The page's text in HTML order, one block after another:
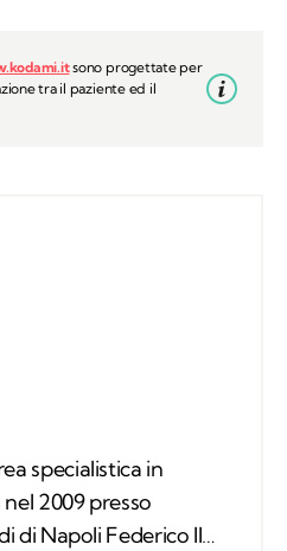
sono progettate per
tra il paziente ed il
specialistica in
2009 presso
di Napoli Federico II